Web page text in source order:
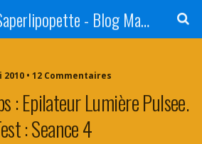
Marinette Saperlipopette - Blog Maman Angers Lifestyle - Ex Expat Montréal
2010 • 12 Commentaires
: Epilateur Lumière Pulsee.
: Seance 4